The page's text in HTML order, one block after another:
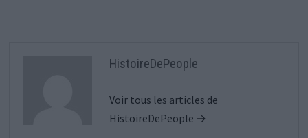
HistoireDePeople
Voir tous les articles de
HistoireDePeople →